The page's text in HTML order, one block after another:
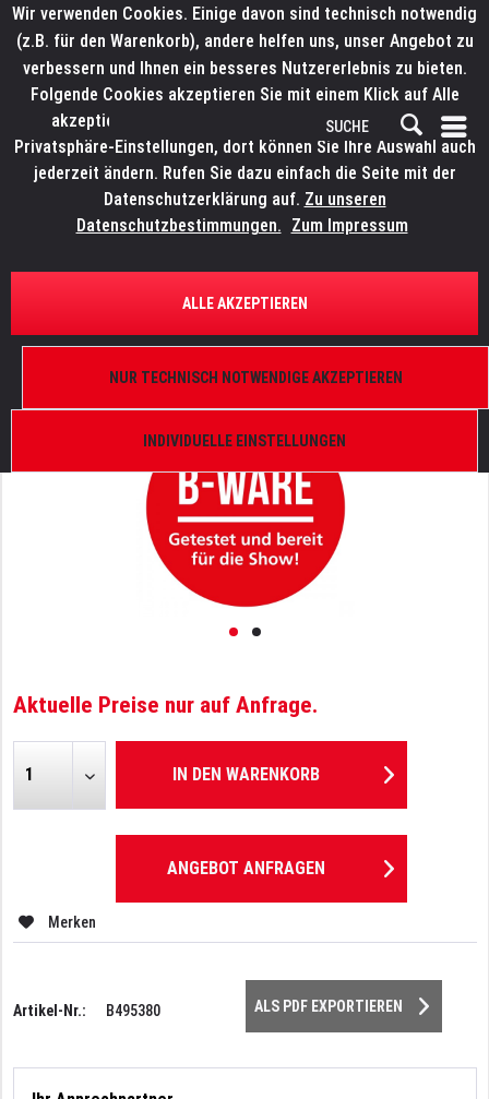
ÜBERSICHT SCHWANENHALSLEUCHTEN
LITTLITE BNC, 18"/45 cm
Aktuelle Preise nur auf Anfrage.
IN DEN WARENKORB
ANGEBOT ANFRAGEN
Merken
Artikel-Nr.: B495380 ALS PDF EXPORTIEREN
Wir verwenden Cookies. Einige davon sind technisch notwendig
(z.B. für den Warenkorb), andere helfen uns, unser Angebot zu
verbessern und Ihnen ein besseres Nutzererlebnis zu bieten.
Folgende Cookies akzeptieren Sie mit einem Klick auf Alle
akzeptieren. Weitere Informationen finden Sie in den
Privatsphäre-Einstellungen, dort können Sie Ihre Auswahl auch
jederzeit ändern. Rufen Sie dazu einfach die Seite mit der
Datenschutzerklärung auf. Zu unseren
Datenschutzbestimmungen. Zum Impressum
INDIVIDUELLE EINSTELLUNGEN
NUR TECHNISCH NOTWENDIGE AKZEPTIEREN
ALLE AKZEPTIEREN